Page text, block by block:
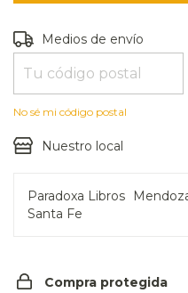
Entregas para el CP:
Medios de envío
No sé mi código postal
Nuestro local
Paradoxa Libros
Santa Fe
Compra protegida